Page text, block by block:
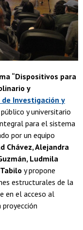
“Dispositivos para
y
Investigación y
y universitario
para el sistema
por un equipo
Chávez, Alejandra
Ludmila
y propone
estructurales de la
en el acceso al